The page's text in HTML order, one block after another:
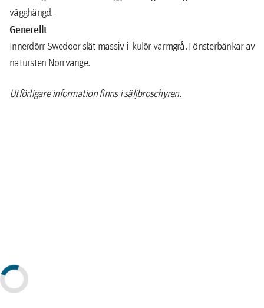
vägghängd.
Generellt
Innerdörr Swedoor slät massiv i kulör varmgrå. Fönsterbänkar av
natursten Norrvange.
Utförligare information finns i säljbroschyren.